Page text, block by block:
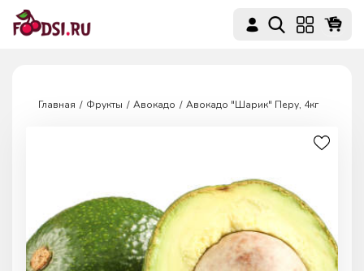
Главная Фрукты Авокадо Авокадо "Шарик" Перу, 4кг